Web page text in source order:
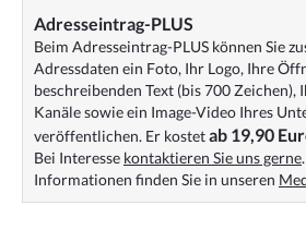
Adresseintrag-PLUS
Beim Adresseintrag-PLUS können Sie
Adressdaten ein Foto, Ihr Logo, Ihre
beschreibenden Text (bis 700 Zeichen),
Kanäle sowie ein Image-Video Ihres
veröffentlichen. Er kostetab 19,90
Bei Interesse kontaktieren Sie uns gerne
Informationen finden Sie in unseren